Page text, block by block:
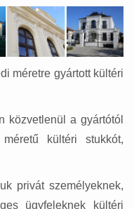
méretre gyártott kültéri
közvetlenül a gyártótól
kültéri stukkót,
privát személyeknek,
ügyfeleknek kültéri